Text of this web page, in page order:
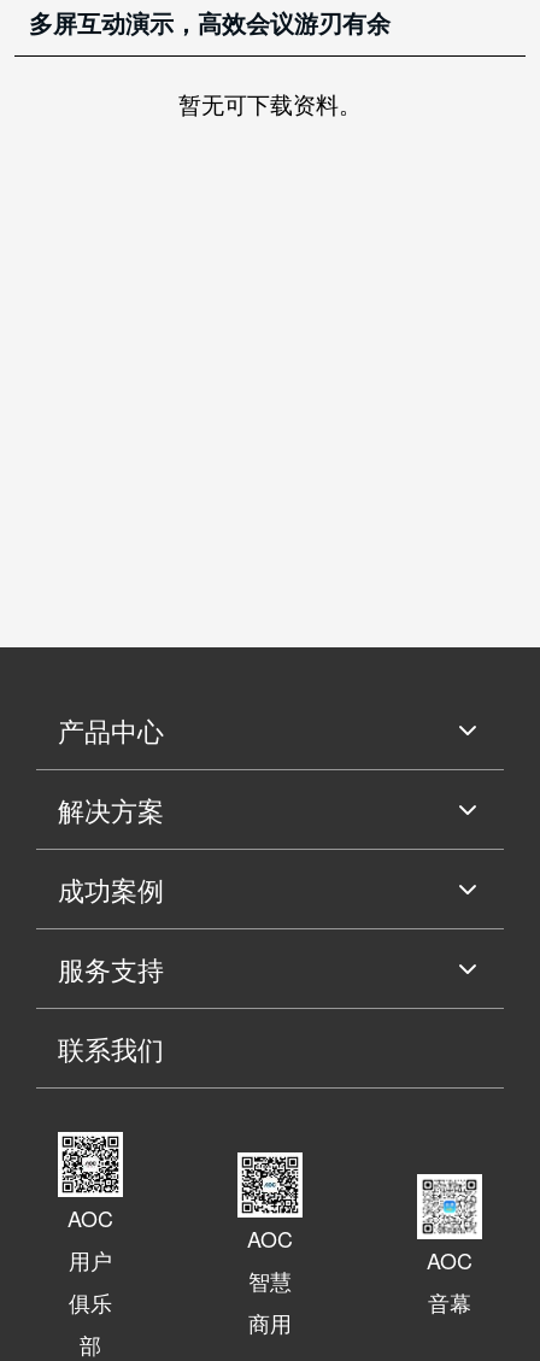
多屏互动演示，高效会议游刃有余
暂无可下载资料。
产品中心
解决方案
成功案例
服务支持
联系我们
AOC
用户
俱乐
部
AOC
智慧
商用
AOC
音幕